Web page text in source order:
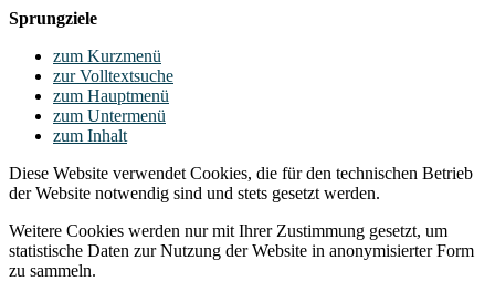
Sprungziele
zum Kurzmenü
zur Volltextsuche
zum Hauptmenü
zum Untermenü
zum Inhalt
Diese Website verwendet Cookies, die für den technischen Betrieb
der Website notwendig sind und stets gesetzt werden.
Weitere Cookies werden nur mit Ihrer Zustimmung gesetzt, um
statistische Daten zur Nutzung der Website in anonymisierter Form
zu sammeln.